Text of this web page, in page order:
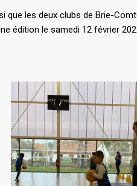
que les deux clubs de Brie-
édition le samedi 12 février